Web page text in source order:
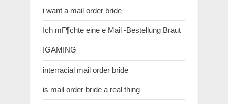
i want a mail order bride
Ich mГ¶chte eine e Mail -Bestellung Braut
IGAMING
interracial mail order bride
is mail order bride a real thing